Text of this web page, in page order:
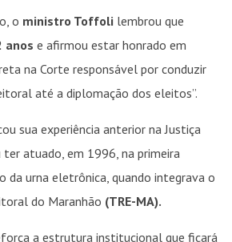
o ministro Toffoli lembrou que
anos e afirmou estar honrado em
na Corte responsável por conduzir
até a diplomação dos eleitos”.
sua experiência anterior na Justiça
atuado, em 1996, na primeira
da urna eletrônica, quando integrava o
do Maranhão (TRE-MA).
a estrutura institucional que ficará